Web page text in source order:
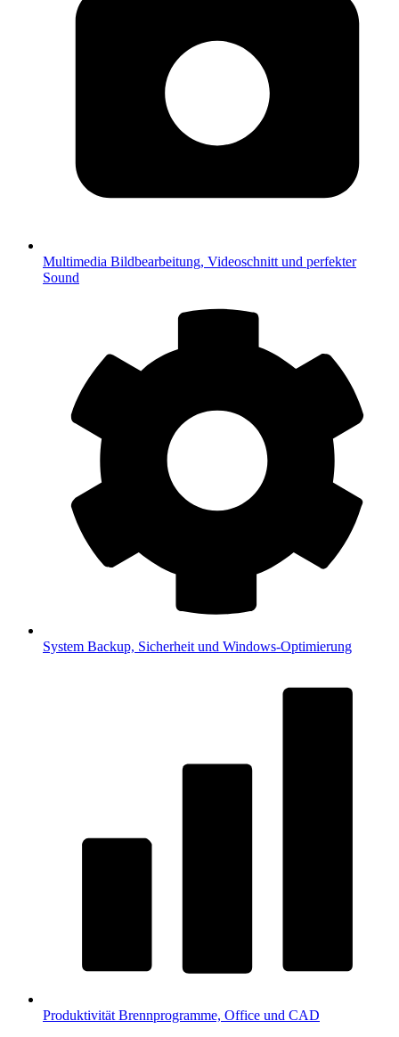
Multimedia Bildbearbeitung, Videoschnitt und perfekter
Sound
System Backup, Sicherheit und Windows-Optimierung
Produktivität Brennprogramme, Office und CAD